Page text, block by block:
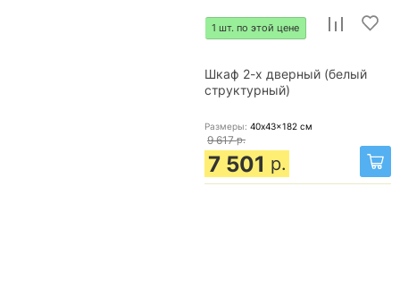
1 шт. по этой цене
Шкаф 2-х дверный (белый
структурный)
Размеры: 40x43x182 см
9 617 р.
7 501 р.